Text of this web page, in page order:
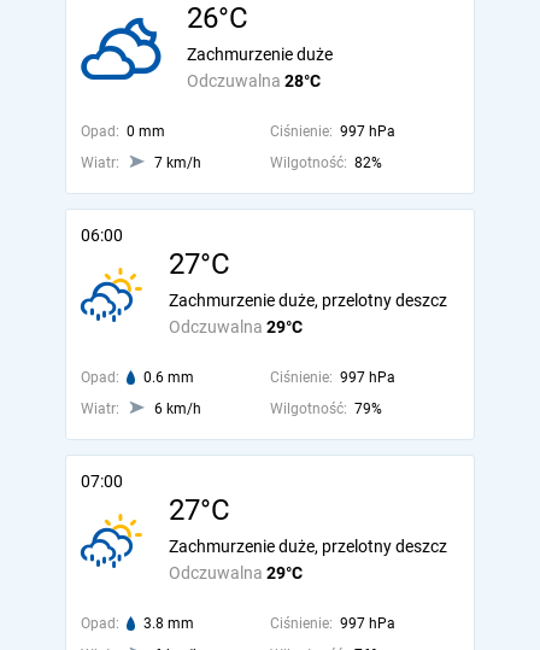
26°C
Odczuwalna 28°C
Zachmurzenie duże
Opad: 0 mm Ciśnienie: 997 hPa
Wiatr:
7 km/h Wilgotność: 82%
06:00
27°C
Odczuwalna 29°C
Zachmurzenie duże, przelotny deszcz
Opad: 0.6 mm Ciśnienie: 997 hPa
Wiatr:
6 km/h Wilgotność: 79%
07:00
27°C
Odczuwalna 29°C
Zachmurzenie duże, przelotny deszcz
Opad: 3.8 mm Ciśnienie: 997 hPa